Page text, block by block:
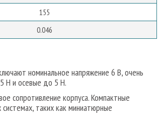
155
0.046
номинальное напряжение 6 В, очень
Н и осевые до 5 Н.
сопротивление корпуса. Компактные
таких как миниатюрные